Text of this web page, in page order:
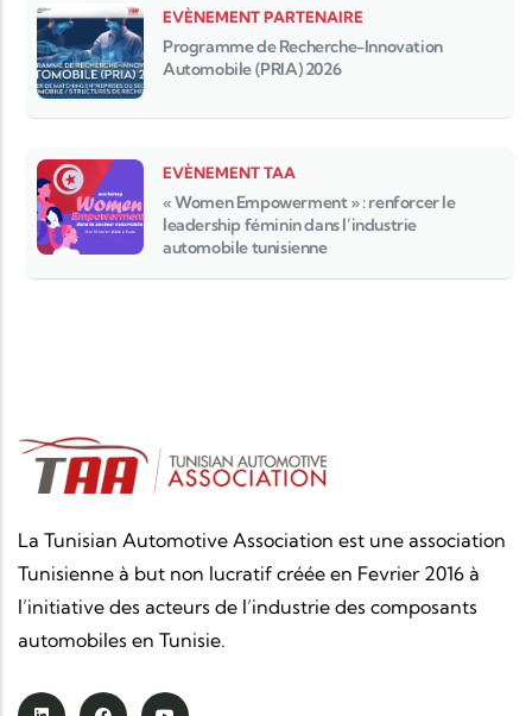
EVÈNEMENT PARTENAIRE
Programme de Recherche-Innovation
Automobile (PRIA) 2026
EVÈNEMENT TAA
« Women Empowerment » : renforcer le
leadership féminin dans l’industrie
automobile tunisienne
La Tunisian Automotive Association est une association
Tunisienne à but non lucratif créée en Fevrier 2016 à
l’initiative des acteurs de l’industrie des composants
automobiles en Tunisie.